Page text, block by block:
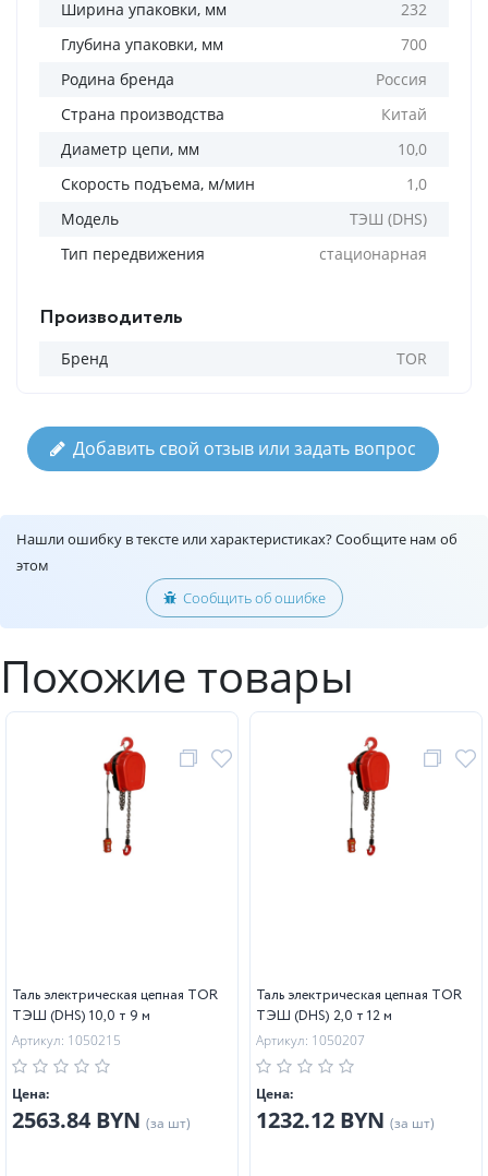
Ширина упаковки, мм
232
Глубина упаковки, мм
700
Родина бренда
Россия
Страна производства
Китай
Диаметр цепи, мм
10,0
Скорость подъема, м/мин
1,0
Модель
ТЭШ (DHS)
Тип передвижения
стационарная
Производитель
Бренд TOR
Добавить свой отзыв или задать вопрос
Нашли ошибку в тексте или характеристиках? Сообщите нам об
этом
Сообщить об ошибке
Похожие товары
Таль электрическая цепная TOR
ТЭШ (DHS) 10,0 т 9 м
Артикул: 1050215
Цена:
2563.84 BYN (за шт)
Таль электрическая цепная TOR
ТЭШ (DHS) 2,0 т 12 м
Артикул: 1050207
Цена:
1232.12 BYN (за шт)